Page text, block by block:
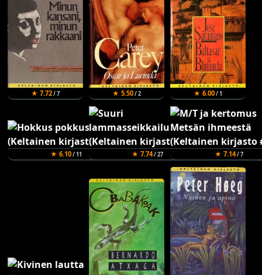
★ 7.72/ 7 ★ 5.50/ 2 ★ 6.00/ 1
★ 6.10/ 11 ★ 7.74/ 27 ★ 7.14/ 7